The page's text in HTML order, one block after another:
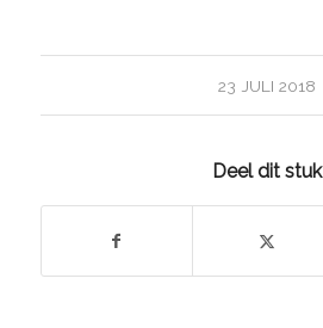
23 JULI 2018
Deel dit stuk